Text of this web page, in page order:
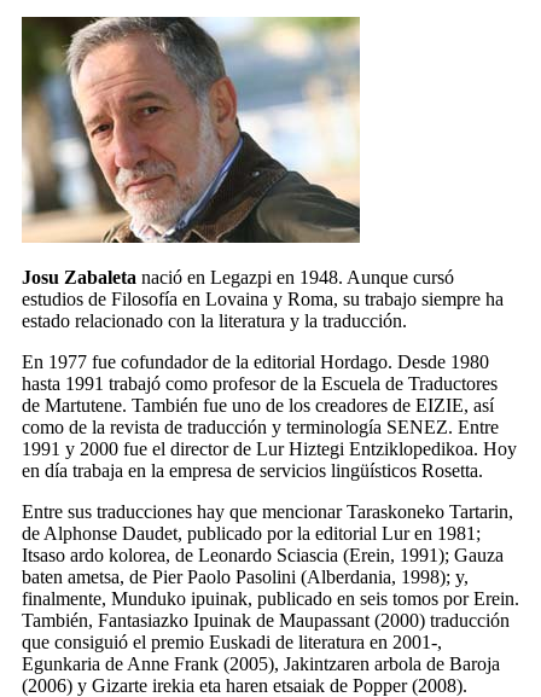
Josu Zabaleta nació en Legazpi en 1948. Aunque cursó
estudios de Filosofía en Lovaina y Roma, su trabajo siempre ha
estado relacionado con la literatura y la traducción.
En 1977 fue cofundador de la editorial Hordago. Desde 1980
hasta 1991 trabajó como profesor de la Escuela de Traductores
de Martutene. También fue uno de los creadores de EIZIE, así
como de la revista de traducción y terminología SENEZ. Entre
1991 y 2000 fue el director de Lur Hiztegi Entziklopedikoa. Hoy
en día trabaja en la empresa de servicios lingüísticos Rosetta.
Entre sus traducciones hay que mencionar Taraskoneko Tartarin,
de Alphonse Daudet, publicado por la editorial Lur en 1981;
Itsaso ardo kolorea, de Leonardo Sciascia (Erein, 1991); Gauza
baten ametsa, de Pier Paolo Pasolini (Alberdania, 1998); y,
finalmente, Munduko ipuinak, publicado en seis tomos por Erein.
También, Fantasiazko Ipuinak de Maupassant (2000) traducción
que consiguió el premio Euskadi de literatura en 2001-,
Egunkaria de Anne Frank (2005), Jakintzaren arbola de Baroja
(2006) y Gizarte irekia eta haren etsaiak de Popper (2008).